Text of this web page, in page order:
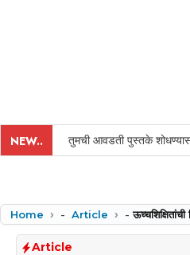
NEW.. तुमची आवडती पुस्तके
Home - Article -ऊच्चशिक्षितांची
Article